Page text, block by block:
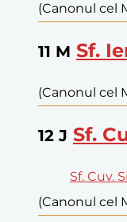
(Canonul cel
11 M Sf.
(Canonul cel
12 J Sf.
Sf. Cuv.
(Canonul cel